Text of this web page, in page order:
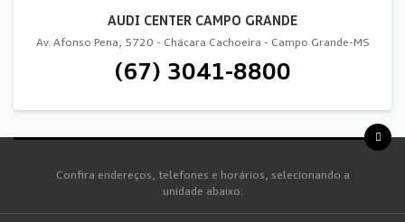
AUDI CENTER CAMPO GRANDE
Av. Afonso Pena, 5720 - Chácara Cachoeira - Campo Grande-MS
(67) 3041-8800
Confira endereços, telefones e horários, selecionando a
unidade abaixo: